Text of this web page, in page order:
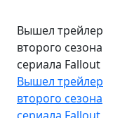
Вышел трейлер
второго сезона
сериала Fallout
Вышел трейлер
второго сезона